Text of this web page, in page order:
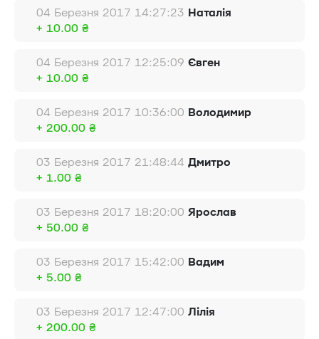
04 Березня 2017 14:27:23 Наталія
+ 10.00 ₴
04 Березня 2017 12:25:09 Євген
+ 10.00 ₴
04 Березня 2017 10:36:00 Володимир
+ 200.00 ₴
03 Березня 2017 21:48:44 Дмитро
+ 1.00 ₴
03 Березня 2017 18:20:00 Ярослав
+ 50.00 ₴
03 Березня 2017 15:42:00 Вадим
+ 5.00 ₴
03 Березня 2017 12:47:00 Лілія
+ 200.00 ₴